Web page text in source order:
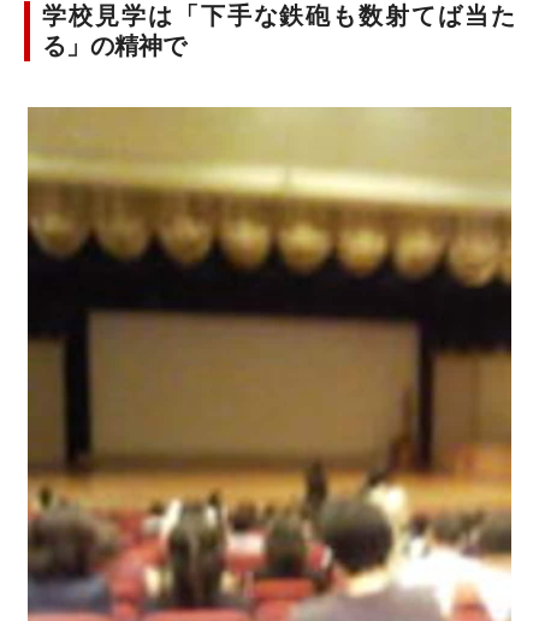
学校見学は「下手な鉄砲も数射てば当た
る」の精神で